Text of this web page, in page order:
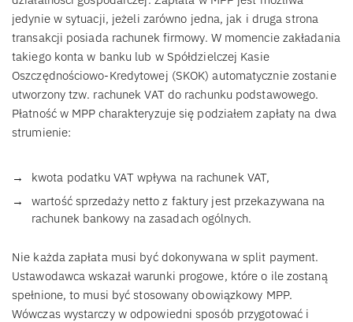
jedynie w sytuacji, jeżeli zarówno jedna, jak i druga strona
transakcji posiada rachunek firmowy. W momencie zakładania
takiego konta w banku lub w Spółdzielczej Kasie
Oszczędnościowo-Kredytowej (SKOK) automatycznie zostanie
utworzony tzw. rachunek VAT do rachunku podstawowego.
Płatność w MPP charakteryzuje się podziałem zapłaty na dwa
strumienie:
kwota podatku VAT wpływa na rachunek VAT,
wartość sprzedaży netto z faktury jest przekazywana na
rachunek bankowy na zasadach ogólnych.
Nie każda zapłata musi być dokonywana w split payment.
Ustawodawca wskazał warunki progowe, które o ile zostaną
spełnione, to musi być stosowany obowiązkowy MPP.
Wówczas wystarczy w odpowiedni sposób przygotować i